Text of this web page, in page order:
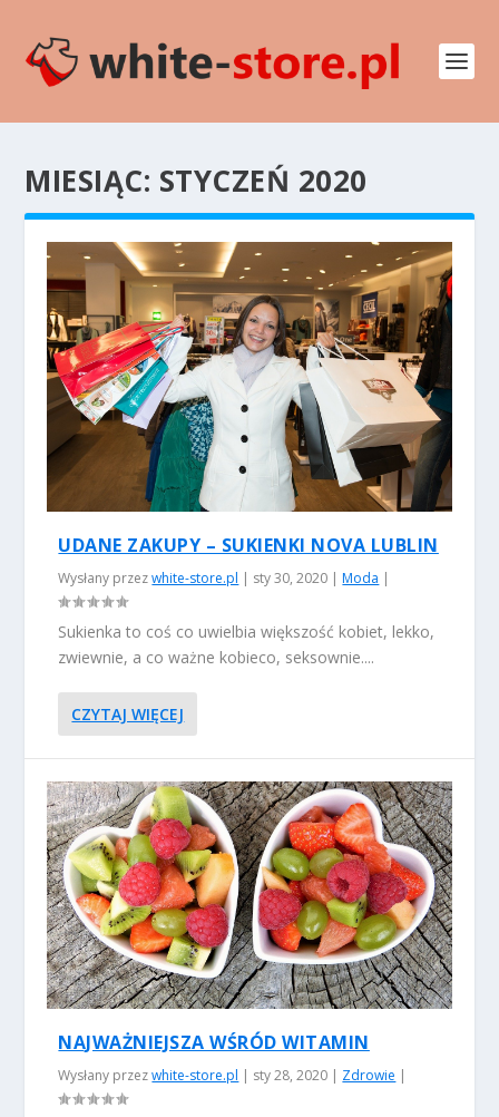
MIESIĄC: STYCZEŃ 2020
UDANE ZAKUPY – SUKIENKI NOVA LUBLIN
Wysłany przezwhite-store.pl | sty 30, 2020 |Moda |
Sukienka to coś co uwielbia większość kobiet, lekko,
zwiewnie, a co ważne kobieco, seksownie....
CZYTAJ WIĘCEJ
NAJWAŻNIEJSZA WŚRÓD WITAMIN
Wysłany przezwhite-store.pl | sty 28, 2020 | Zdrowie |